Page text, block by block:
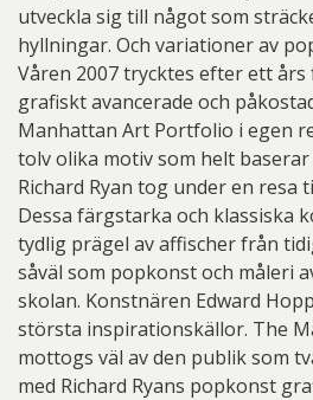
utveckla sig till något som
hyllningar. Och variationer av
Våren 2007 trycktes efter ett
grafiskt avancerade och
Manhattan Art Portfolio i egen
tolv olika motiv som helt
Richard Ryan tog under en resa
Dessa färgstarka och klassiska
tydlig prägel av affischer från
såväl som popkonst och måleri
skolan. Konstnären Edward
största inspirationskällor. The
mottogs väl av den publik som
med Richard Ryans popkonst